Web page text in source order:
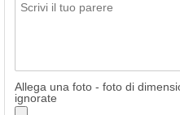
Allega una foto - foto di
ignorate